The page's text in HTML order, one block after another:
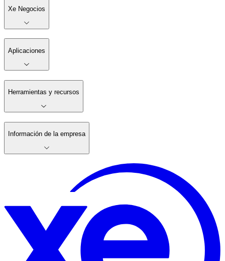
Xe Negocios
Aplicaciones
Herramientas y recursos
Información de la empresa